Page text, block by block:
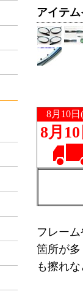
アイテ
フレー
箇所が
も擦れ